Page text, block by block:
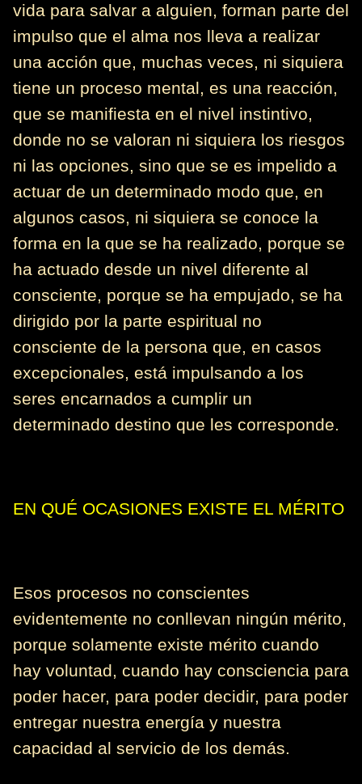
vida para salvar a alguien, forman parte del
impulso que el alma nos lleva a realizar
una acción que, muchas veces, ni siquiera
tiene un proceso mental, es una reacción,
que se manifiesta en el nivel instintivo,
donde no se valoran ni siquiera los riesgos
ni las opciones, sino que se es impelido a
actuar de un determinado modo que, en
algunos casos, ni siquiera se conoce la
forma en la que se ha realizado, porque se
ha actuado desde un nivel diferente al
consciente, porque se ha empujado, se ha
dirigido por la parte espiritual no
consciente de la persona que, en casos
excepcionales, está impulsando a los
seres encarnados a cumplir un
determinado destino que les corresponde.
EN QUÉ OCASIONES EXISTE EL MÉRITO
Esos procesos no conscientes
evidentemente no conllevan ningún mérito,
porque solamente existe mérito cuando
hay voluntad, cuando hay consciencia para
poder hacer, para poder decidir, para poder
entregar nuestra energía y nuestra
capacidad al servicio de los demás.